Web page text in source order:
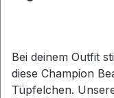
Bei deinem Outfit
diese Champion
Tüpfelchen. Unsere unverkennbaren